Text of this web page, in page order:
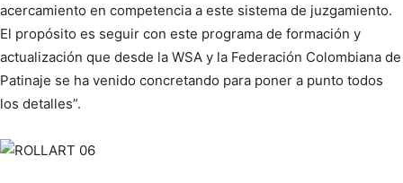
acercamiento en competencia a este sistema de juzgamiento.
El propósito es seguir con este programa de formación y
actualización que desde la WSA y la Federación Colombiana de
Patinaje se ha venido concretando para poner a punto todos
los detalles”.